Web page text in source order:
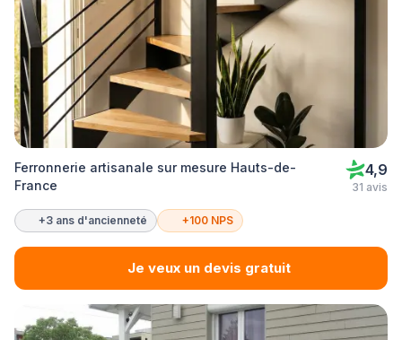
Ferronnerie artisanale sur mesure Hauts-de-
France
4,9
31 avis
+3 ans d'ancienneté +100 NPS
Je veux un devis gratuit